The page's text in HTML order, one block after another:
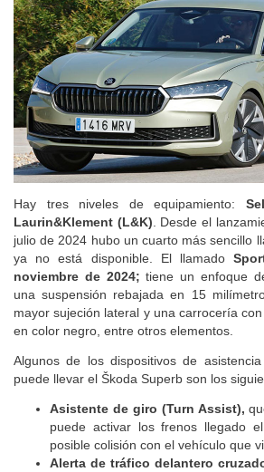
Hay tres niveles de equipamiento:
Laurin&Klement (L&K) . Desde el
julio de 2024 hubo un cuarto más sencillo
ya no está disponible.
El llamado
noviembre de 2024;tiene un enfoque
una suspensión rebajada en 15
mayor sujeción lateral y una carrocería
en color negro, entre otros elementos.
Algunos de los dispositivos de
puede llevar el Škoda Superb son los
Asistente de giro (Turn Assist),
puede activar los frenos llegado
posible colisión con el vehículo que
Alerta de tráfico delantero